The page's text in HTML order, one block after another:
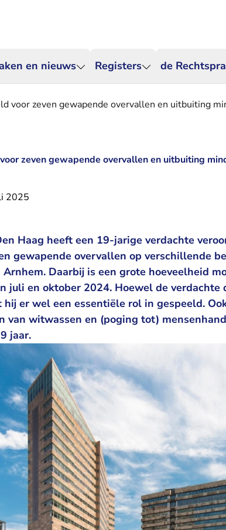
en nieuws Registers de
voor zeven gewapende overvallen en uitbuiting
zeven gewapende overvallen en uitbuiting
2025
Haag heeft een 19-jarige verdachte
gewapende overvallen op verschillende
Arnhem. Daarbij is een grote hoeveelheid
juli en oktober 2024. Hoewel de
hij er wel een essentiële rol in gespeeld.
van witwassen en (poging tot)
jaar.